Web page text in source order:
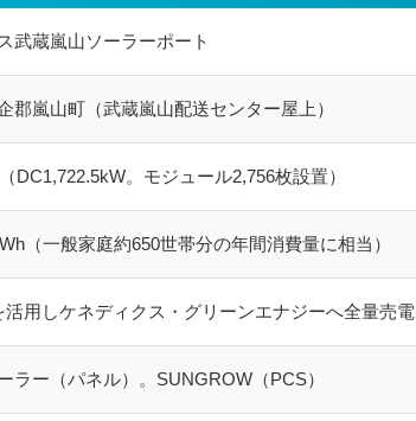
武蔵嵐山ソーラーポート
郡嵐山町（武蔵嵐山配送センター屋上）
DC1,722.5kW。モジュール2,756枚設置）
（一般家庭約650世帯分の年間消費量に相当）
活用しケネディクス・グリーンエナジーへ全量売電
ラー（パネル）。SUNGROW（PCS）